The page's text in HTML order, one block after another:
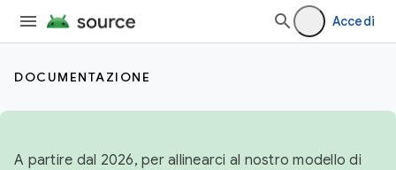
Accedi
DOCUMENTAZIONE
A partire dal 2026, per allinearci al nostro modello di